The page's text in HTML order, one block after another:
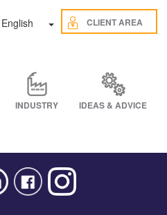
English Toggle Dropdown
CLIENT AREA
INDUSTRY IDEAS & ADVICE